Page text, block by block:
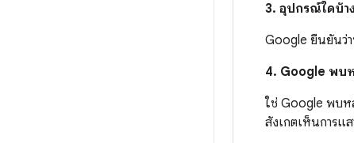
3. อุปกรณ์ใดบ้า
Google ยืนยันว่
4. Google พบห
ใช่ Google พบห
สังเกตเห็นการแ